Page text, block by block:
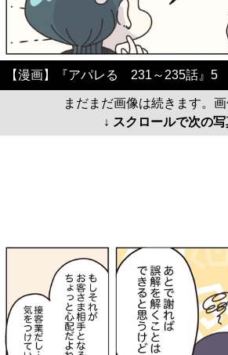
【漫画】『アパレる 231～235話』5
まだまだ画像は続きます。画
↓ スクロールで次の写